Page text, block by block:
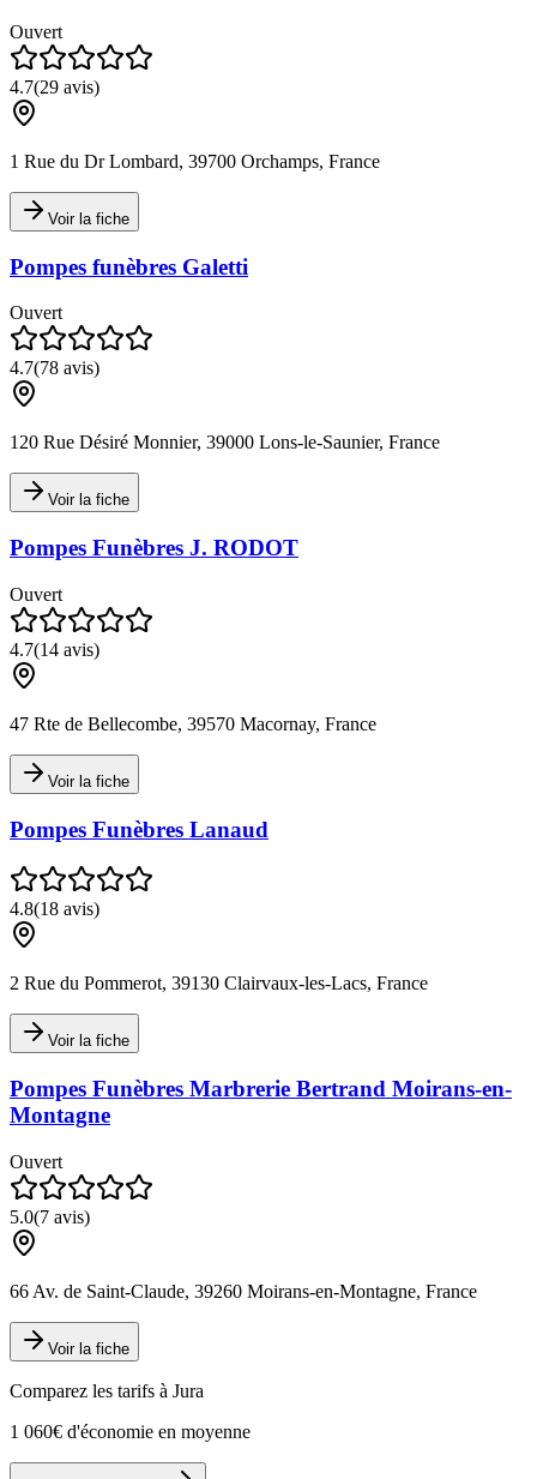
Ouvert
4.7(29 avis)
1 Rue du Dr Lombard, 39700 Orchamps, France
Voir la fiche
Pompes funèbres Galetti
Ouvert
4.7(78 avis)
120 Rue Désiré Monnier, 39000 Lons-le-Saunier, France
Voir la fiche
Pompes Funèbres J. RODOT
Ouvert
4.7(14 avis)
47 Rte de Bellecombe, 39570 Macornay, France
Voir la fiche
Pompes Funèbres Lanaud
4.8(18 avis)
2 Rue du Pommerot, 39130 Clairvaux-les-Lacs, France
Voir la fiche
Pompes Funèbres Marbrerie Bertrand Moirans-en-
Montagne
Ouvert
5.0(7 avis)
66 Av. de Saint-Claude, 39260 Moirans-en-Montagne, France
Voir la fiche
Comparez les tarifs à Jura
1 060€ d'économie en moyenne